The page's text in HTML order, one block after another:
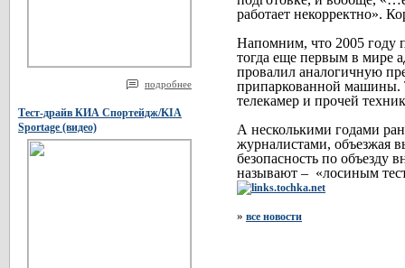
подробнее
Тест-драйв КИА Спортейдж/KIA
Sportage (видео)
работает некорректно».
Напомним, что 2005 году
тогда еще первым в мире
провалил аналогичную
припаркованной машины.
телекамер и прочей
А несколькими годами
журналистами, объезжая
безопасность по объезду
называют – «лосиным
» все новости